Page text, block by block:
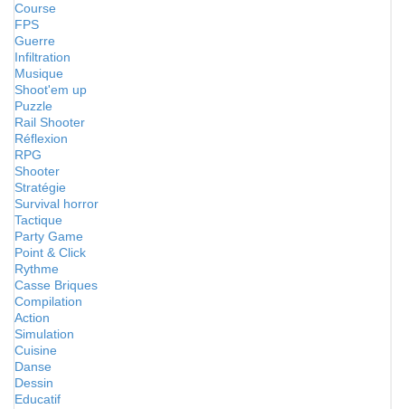
Course
FPS
Guerre
Infiltration
Musique
Shoot'em up
Puzzle
Rail Shooter
Réflexion
RPG
Shooter
Stratégie
Survival horror
Tactique
Party Game
Point & Click
Rythme
Casse Briques
Compilation
Action
Simulation
Cuisine
Danse
Dessin
Educatif